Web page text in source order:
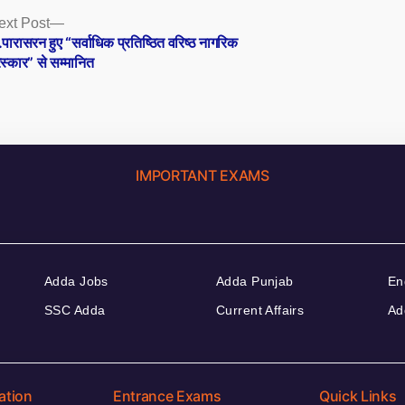
Post
Next
post:
हुए “सर्वाधिक प्रतिष्ठित वरिष्ठ नागरिक
से सम्मानित
IMPORTANT EXAMS
Adda Jobs
SSC Adda
Adda Punjab
Current Affairs
Entrance Exams Quick Links